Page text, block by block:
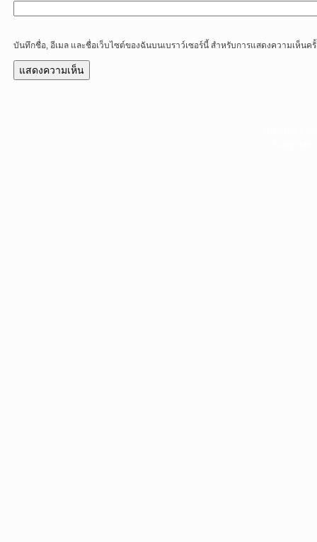
บันทึกชื่อ, อีเมล และชื่อเว็บไซต์ของฉันบนเบราว์เซอร์นี้ สำหรับการแสดงความเห็นค